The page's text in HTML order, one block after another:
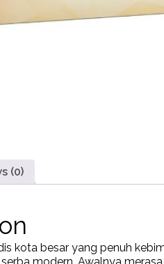
(0)
kota besar yang penuh